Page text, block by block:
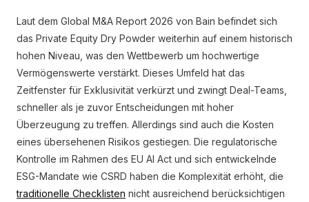
Laut dem Global M&A Report 2026 von Bain befindet sich
das Private Equity Dry Powder weiterhin auf einem historisch
hohen Niveau, was den Wettbewerb um hochwertige
Vermögenswerte verstärkt. Dieses Umfeld hat das
Zeitfenster für Exklusivität verkürzt und zwingt Deal-Teams,
schneller als je zuvor Entscheidungen mit hoher
Überzeugung zu treffen. Allerdings sind auch die Kosten
eines übersehenen Risikos gestiegen. Die regulatorische
Kontrolle im Rahmen des EU AI Act und sich entwickelnde
ESG-Mandate wie CSRD haben die Komplexität erhöht, die
traditionelle Checklisten nicht ausreichend berücksichtigen